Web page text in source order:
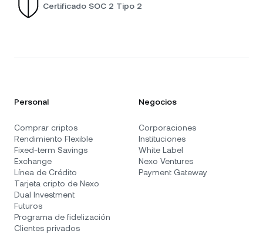
Certificado SOC 2 Tipo 2
Personal
Comprar criptos
Rendimiento Flexible
Fixed-term Savings
Exchange
Línea de Crédito
Tarjeta cripto de Nexo
Dual Investment
Futuros
Programa de fidelización
Clientes privados
Negocios
Corporaciones
Instituciones
White Label
Nexo Ventures
Payment Gateway